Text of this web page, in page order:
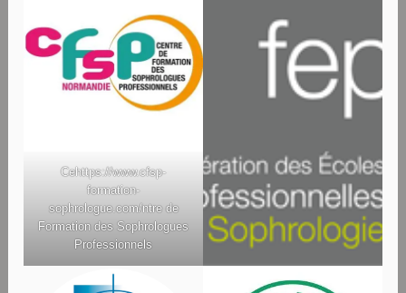
Cehttps://www.cfsp-
formation-
sophrologue.com/ntre de
Formation des Sophrologues
Professionnels